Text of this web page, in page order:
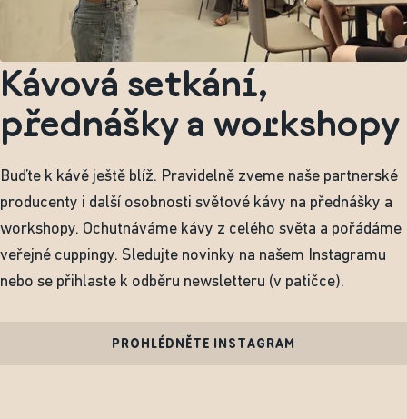
Kávová setkání,
přednášky a workshopy
Buďte k kávě ještě blíž. Pravidelně zveme naše partnerské
producenty i další osobnosti světové kávy na přednášky a
workshopy. Ochutnáváme kávy z celého světa a pořádáme
veřejné cuppingy. Sledujte novinky na našem Instagramu
nebo se přihlaste k odběru newsletteru (v patičce).
PROHLÉDNĚTE INSTAGRAM